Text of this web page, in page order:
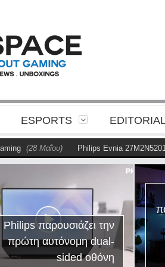
ESPORTS
(28 Μαΐου) Philips Evnia 27M2N5201P
παρουσιάζει την
πρώτη αυτόνομη dual-
sided οθόνη